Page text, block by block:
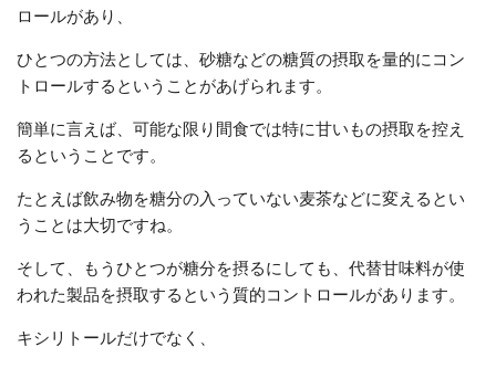
ロールがあり、
ひとつの方法としては、砂糖などの糖質の摂取を量的にコン
トロールするということがあげられます。
簡単に言えば、可能な限り間食では特に甘いもの摂取を控え
るということです。
たとえば飲み物を糖分の入っていない麦茶などに変えるとい
うことは大切ですね。
そして、もうひとつが糖分を摂るにしても、代替甘味料が使
われた製品を摂取するという質的コントロールがあります。
キシリトールだけでなく、